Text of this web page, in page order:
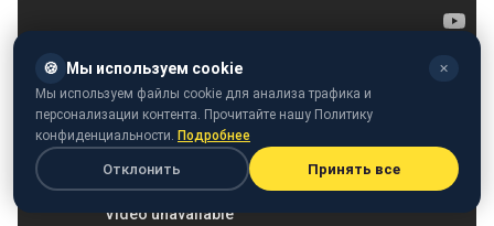
🍪 Мы используем cookie ✕
Мы используем файлы cookie для анализа трафика и
персонализации контента. Прочитайте нашу Политику
конфиденциальности. Подробнее
Отклонить Принять все